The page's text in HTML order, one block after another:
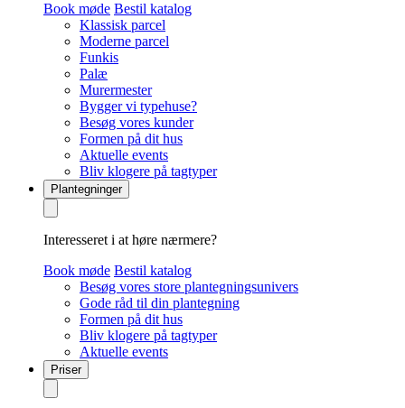
Book møde Bestil katalog
Klassisk parcel
Moderne parcel
Funkis
Palæ
Murermester
Bygger vi typehuse?
Besøg vores kunder
Formen på dit hus
Aktuelle events
Bliv klogere på tagtyper
Plantegninger
Interesseret i at høre nærmere?
Book møde Bestil katalog
Besøg vores store plantegningsunivers
Gode råd til din plantegning
Formen på dit hus
Bliv klogere på tagtyper
Aktuelle events
Priser